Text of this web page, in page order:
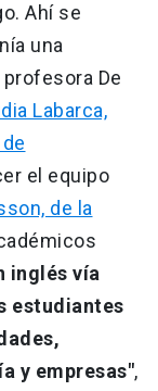
Ahí se
una
De
Labarca,
el equipo
de la
inglés vía
estudiantes
y empresas",